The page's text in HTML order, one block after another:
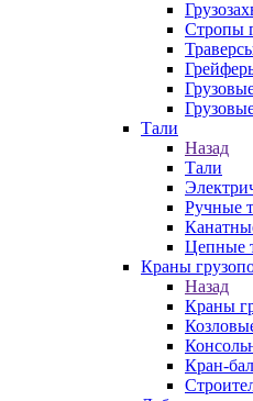
Стропы
Тали
Назад
Тали
Ручные
Цепные
Краны
Назад
Краны
Кран-